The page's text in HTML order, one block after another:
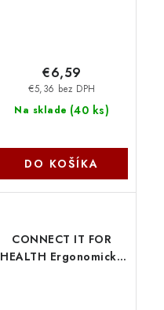
Na sklade (40 ks)
€5,36 bez DPH
€6,59
DO KOŠÍKA
CONNECT IT FOR
HEALTH Ergonomická